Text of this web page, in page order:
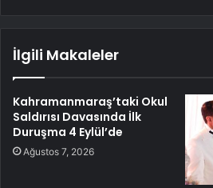
İlgili Makaleler
Kahramanmaraş’taki Okul
Saldırısı Davasında İlk
Duruşma 4 Eylül’de
Ağustos 7, 2026